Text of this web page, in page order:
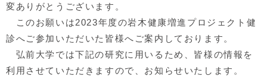
変ありがとうございます。
このお願いは2023年度の岩木健康増進プロジェクト健
診へご参加いただいた皆様へご案内しております。
弘前大学では下記の研究に用いるため、 皆様の情報を
利用させていただきますので、お知らせいたします。